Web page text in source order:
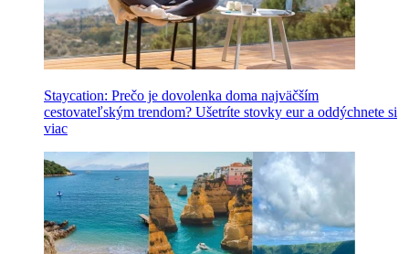
Staycation: Prečo je dovolenka doma najväčším
cestovateľským trendom? Ušetríte stovky eur a oddýchnete si
viac